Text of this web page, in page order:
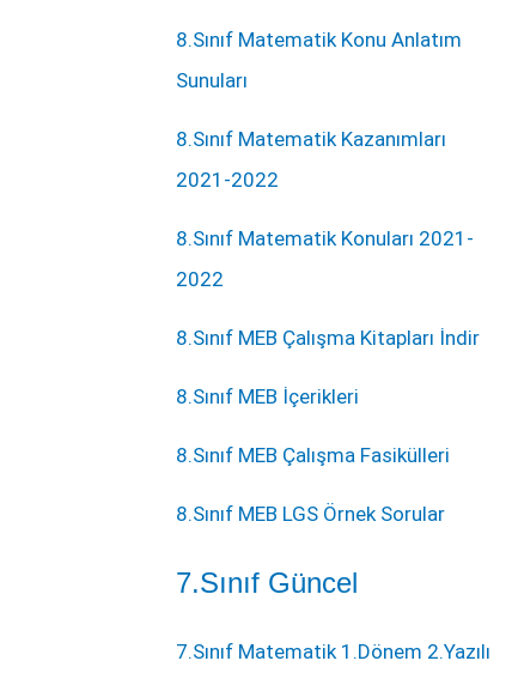
8.Sınıf Matematik Konu Anlatım
Sunuları
8.Sınıf Matematik Kazanımları
2021-2022
8.Sınıf Matematik Konuları 2021-
2022
8.Sınıf MEB Çalışma Kitapları İndir
8.Sınıf MEB İçerikleri
8.Sınıf MEB Çalışma Fasikülleri
8.Sınıf MEB LGS Örnek Sorular
7.Sınıf Güncel
7.Sınıf Matematik 1.Dönem 2.Yazılı